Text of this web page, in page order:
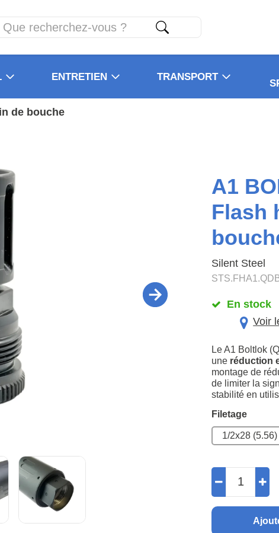
ENTRETIEN TRANSPORT
de bouche
A1
Flash
Silent Steel
En stock
Voir
Le A1 Boltlok
une réduction
montage de
de limiter la
stabilité en
Filetage
1/2x28 (5.56)